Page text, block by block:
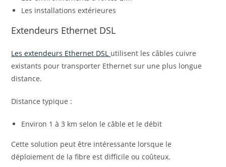
Les installations extérieures
Extendeurs Ethernet DSL
Les extendeurs Ethernet DSL utilisent les câbles cuivre
existants pour transporter Ethernet sur une plus longue
distance.
Distance typique :
Environ 1 à 3 km selon le câble et le débit
Cette solution peut être intéressante lorsque le
déploiement de la fibre est difficile ou coûteux.